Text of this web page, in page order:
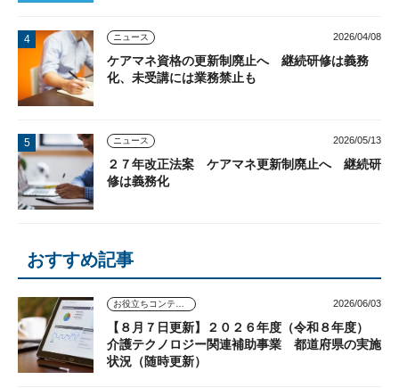
ニュース 2026/04/08
ケアマネ資格の更新制廃止へ 継続研修は義務
化、未受講には業務禁止も
ニュース 2026/05/13
２７年改正法案 ケアマネ更新制廃止へ 継続研
修は義務化
おすすめ記事
お役立ちコンテンツ 2026/06/03
【８月７日更新】２０２６年度（令和８年度）
介護テクノロジー関連補助事業 都道府県の実施
状況（随時更新）